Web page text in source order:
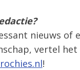
nieuws of
vertel het
!